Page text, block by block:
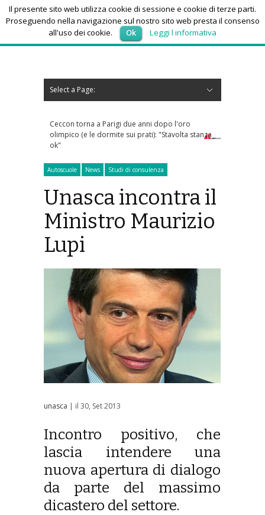
sabato 8, Agosto 2026
Select a Page:
due anni dopo l'oro
sui prati): "Stavolta stanza
Roma, in fiamme cabina elettrica nel reparto
dialisi del Gemelli: pazienti evacuati
Autoscuole News Studi di consulenza
Unasca incontra il
Ministro Maurizio
Lupi
unasca | il 30, Set 2013
Incontro positivo, che
lascia intendere una
nuova apertura di dialogo
da parte del massimo
dicastero del settore.
Il presente sito web utilizza cookie di sessione e cookie di terze parti.
Proseguendo nella navigazione sul nostro sito web presta il consenso
all'uso dei cookie.
Ok Leggi l informativa